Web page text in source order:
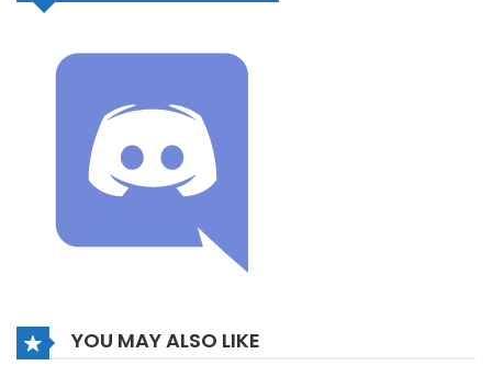
YOU MAY ALSO LIKE